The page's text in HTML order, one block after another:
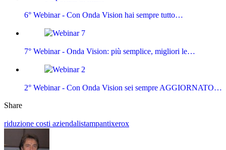
6° Webinar - Con Onda Vision hai sempre tutto…
7° Webinar - Onda Vision: più semplice, migliori le…
2° Webinar - Con Onda Vision sei sempre AGGIORNATO…
Share
riduzione costi aziendalistampantixerox